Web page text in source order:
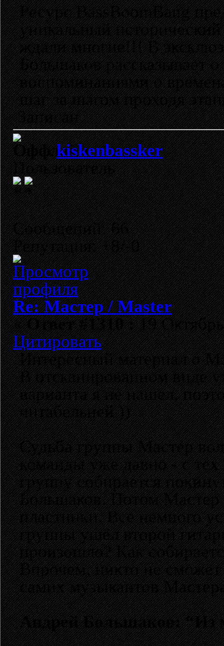
Ресурс BassBoomBang
уникальный
ждали многие!!! В
Большаков рассказывает
воспоминаниями о
шаг за шагом проходя
Записан
kiskenbassker
Пользователь
Сообщений: 66
Репутация: +8/-0
Re: Мастер / Master
«Ответ #1310 :19
Цитировать
Интересный материал о
В отсканированном виде
варианта я не нашел,
читабельней ))
Судьба группы Мастер
команды уже давно - с
группу собирается
Большаков. Потом Мастер
пластинки. Все немного
группы ушёл второй
произошло? Как
Впрочем, никто не
самих музыкантов
Андрей Большаков: “Из